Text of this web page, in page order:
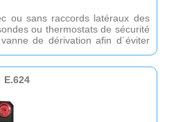
ou sans raccords latéraux des
ou thermostats de sécurité
de dérivation afin d´éviter
vanne thermostatique : 3,5
E.624